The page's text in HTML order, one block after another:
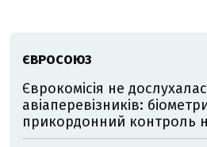
ЄВРОСОЮЗ
Єврокомісія не
авіаперевізників:
прикордонний контроль